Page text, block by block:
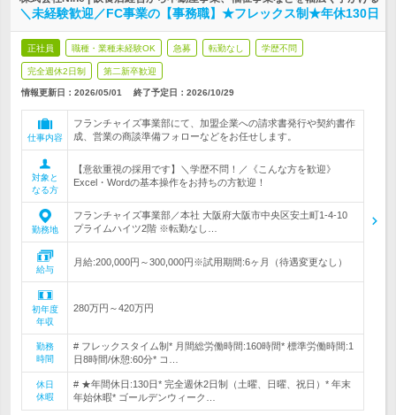
＼未経験歓迎／FC事業の【事務職】★フレックス制★年休130日
正社員 職種・業種未経験OK 急募 転勤なし 学歴不問
完全週休2日制 第二新卒歓迎
情報更新日：2026/05/01 終了予定日： 2026/10/29
仕事内容
フランチャイズ事業部にて、加盟企業への請求書発行や契約書作
成、営業の商談準備フォローなどをお任せします。
対象と
なる方
【意欲重視の採用です】＼学歴不問！／《こんな方を歓迎》
Excel・Wordの基本操作をお持ちの方歓迎！
勤務地
フランチャイズ事業部／本社 大阪府大阪市中央区安土町1-4-10
プライムハイツ2階 ※転勤なし…
給与
月給:200,000円～300,000円※試用期間:6ヶ月（待遇変更なし）
初年度
年収
280万円～420万円
勤務
時間
# フレックスタイム制* 月間総労働時間:160時間* 標準労働時間:1
日8時間/休憩:60分* コ…
休日
休暇
# ★年間休日:130日* 完全週休2日制（土曜、日曜、祝日）* 年末
年始休暇* ゴールデンウィーク…